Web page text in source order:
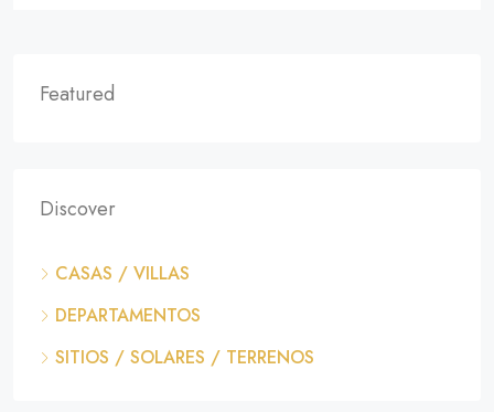
Featured
Discover
CASAS / VILLAS
DEPARTAMENTOS
SITIOS / SOLARES / TERRENOS